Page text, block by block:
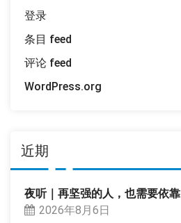
登录
条目 feed
评论 feed
WordPress.org
近期
夜听｜再坚强的人，也需要依靠
2026年8月6日